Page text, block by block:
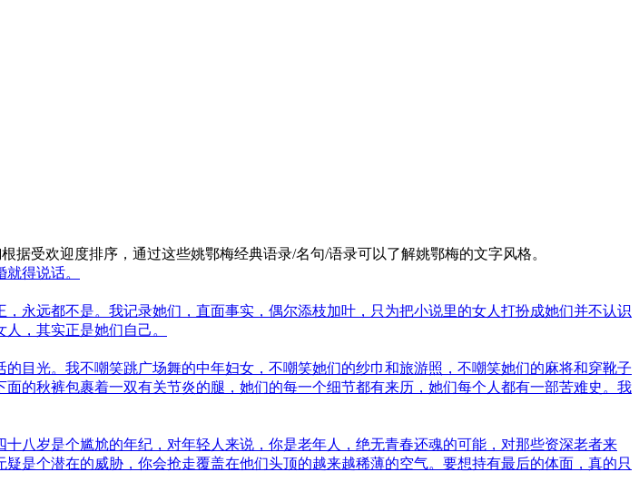
根据受欢迎度排序，通过这些姚鄂梅经典语录/名句/语录可以了解姚鄂梅的文字风格。
得说话。
永远都不是。我记录她们，直面事实，偶尔添枝加叶，只为把小说里的女人打扮成她们并不认识
，其实正是她们自己。
目光。我不嘲笑跳广场舞的中年妇女，不嘲笑她们的纱巾和旅游照，不嘲笑她们的麻将和穿靴子
的秋裤包裹着一双有关节炎的腿，她们的每一个细节都有来历，她们每个人都有一部苦难史。我
八岁是个尴尬的年纪，对年轻人来说，你是老年人，绝无青春还魂的可能，对那些资深老者来
是个潜在的威胁，你会抢走覆盖在他们头顶的越来越稀薄的空气。要想持有最后的体面，真的只